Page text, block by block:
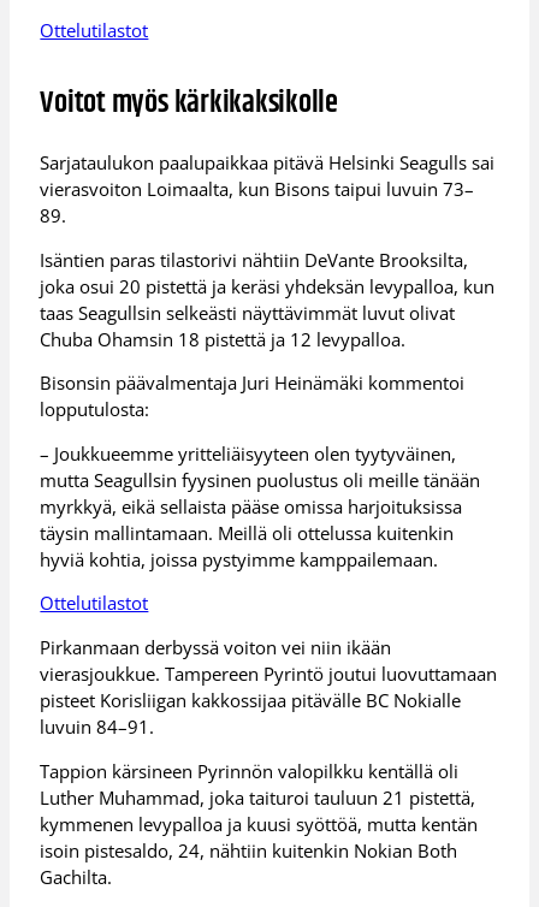
Ottelutilastot
Voitot myös kärkikaksikolle
Sarjataulukon paalupaikkaa pitävä Helsinki Seagulls sai
vierasvoiton Loimaalta, kun Bisons taipui luvuin 73–
89.
Isäntien paras tilastorivi nähtiin DeVante Brooksilta,
joka osui 20 pistettä ja keräsi yhdeksän levypalloa, kun
taas Seagullsin selkeästi näyttävimmät luvut olivat
Chuba Ohamsin 18 pistettä ja 12 levypalloa.
Bisonsin päävalmentaja Juri Heinämäki kommentoi
lopputulosta:
– Joukkueemme yritteliäisyyteen olen tyytyväinen,
mutta Seagullsin fyysinen puolustus oli meille tänään
myrkkyä, eikä sellaista pääse omissa harjoituksissa
täysin mallintamaan. Meillä oli ottelussa kuitenkin
hyviä kohtia, joissa pystyimme kamppailemaan.
Ottelutilastot
Pirkanmaan derbyssä voiton vei niin ikään
vierasjoukkue. Tampereen Pyrintö joutui luovuttamaan
pisteet Korisliigan kakkossijaa pitävälle BC Nokialle
luvuin 84–91.
Tappion kärsineen Pyrinnön valopilkku kentällä oli
Luther Muhammad, joka taituroi tauluun 21 pistettä,
kymmenen levypalloa ja kuusi syöttöä, mutta kentän
isoin pistesaldo, 24, nähtiin kuitenkin Nokian Both
Gachilta.